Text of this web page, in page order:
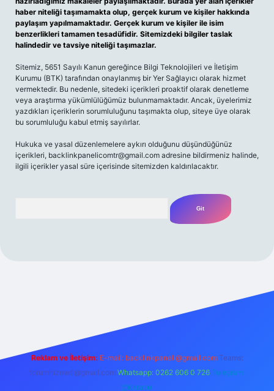
haber niteliği taşımamakta olup, gerçek kurum ve kişiler hakkında
paylaşım yapılmamaktadır. Gerçek kurum ve kişiler ile isim
benzerlikleri tamamen tesadüfidir. Sitemizdeki bilgiler taslak
halindedir ve tavsiye niteliği taşımazlar.
Sitemiz, 5651 Sayılı Kanun gereğince Bilgi Teknolojileri ve İletişim
Kurumu (BTK) tarafından onaylanmış bir Yer Sağlayıcı olarak hizmet
vermektedir. Bu nedenle, sitedeki içerikleri proaktif olarak denetleme
veya araştırma yükümlülüğümüz bulunmamaktadır. Ancak, üyelerimiz
yazdıkları içeriklerin sorumluluğunu taşımakta olup, siteye üye olarak
bu sorumluluğu kabul etmiş sayılırlar.
Hukuka ve yasal düzenlemelere aykırı olduğunu düşündüğünüz
içerikleri, backlinkpanelicomtr@gmail.com adresine bildirmeniz halinde,
ilgili içerikler yasal süre içerisinde sitemizden kaldırılacaktır.
Reklam ve İletişim: E-mail: backlinkpaneli@gmail.com Teams:
forumhizmeti@gmail.com Whatsapp: 0262 606 0 726 Telegram:
@karabul